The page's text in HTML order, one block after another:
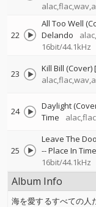
22
All Too Well
Delando
16bit/44.1kHz
23 Kill Bill (Cover)
24 Daylight
Time
25
Leave The
--Place In Time
16bit/44.1kHz
Album Info
海を愛するすべての人